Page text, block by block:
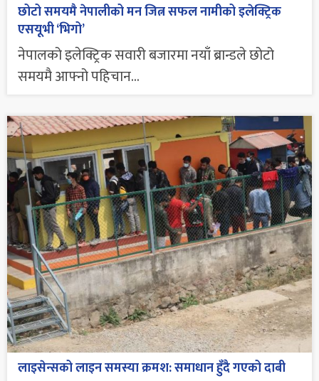
छोटो समयमै नेपालीको मन जित्न सफल नामीको इलेक्ट्रिक
एसयूभी ‘भिगो’
नेपालको इलेक्ट्रिक सवारी बजारमा नयाँ ब्रान्डले छोटो
समयमै आफ्नो पहिचान...
लाइसेन्सको लाइन समस्या क्रमश: समाधान हुँदै गएको दाबी